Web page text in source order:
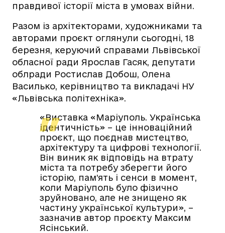
правдивої історії міста в умовах війни.
Разом із архітекторами, художниками та
авторами проєкт оглянули сьогодні, 18
березня, керуючий справами Львівської
обласної ради Ярослав Гасяк, депутати
облради Ростислав Добош, Олена
Василько, керівництво та викладачі НУ
«Львівська політехніка».
«Виставка «Маріуполь. Українська
ідентичність» – це інноваційний
проєкт, що поєднав мистецтво,
архітектуру та цифрові технології.
Він виник як відповідь на втрату
міста та потребу зберегти його
історію, пам’ять і сенси в момент,
коли Маріуполь було фізично
зруйновано, але не знищено як
частину української культури», –
зазначив автор проєкту Максим
Ясінський.